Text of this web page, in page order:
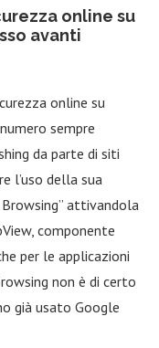
online su
avanti
online su
sempre
da parte di siti
l’uso della sua
attivandola
componente
per le applicazioni
non è di certo
già usato Google